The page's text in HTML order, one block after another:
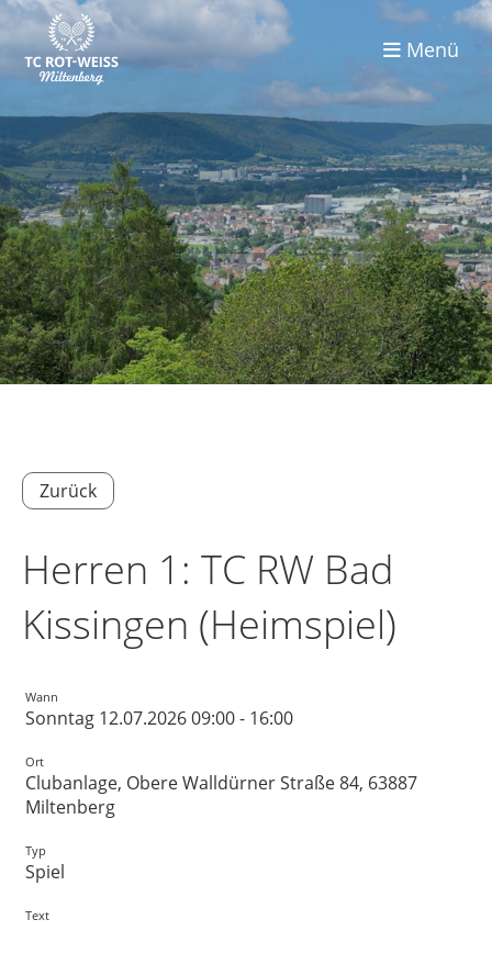
Menü
Zurück
Herren 1: TC RW Bad
Kissingen (Heimspiel)
Wann
Sonntag 12.07.2026 09:00 - 16:00
Ort
Clubanlage, Obere Walldürner Straße 84, 63887
Miltenberg
Typ
Spiel
Text